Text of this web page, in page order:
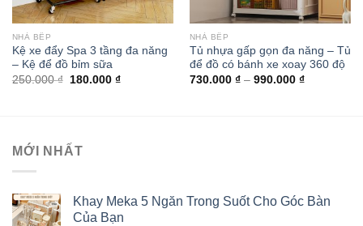
NHÀ BẾP
Kệ xe đẩy Spa 3 tầng đa năng
– Kệ để đồ bỉm sữa
250.000₫ 180.000 ₫
NHÀ BẾP
Tủ nhựa gấp gọn đa năng – Tủ
để đồ có bánh xe xoay 360 độ
730.000 ₫– 990.000 ₫
MỚI NHẤT
Khay Meka 5 Ngăn Trong Suốt Cho Góc Bàn
Của Bạn